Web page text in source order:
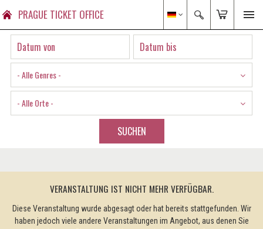
PRAGUE TICKET OFFICE
- Alle Genres -
- Alle Orte -
SUCHEN
VERANSTALTUNG IST NICHT MEHR VERFÜGBAR.
Diese Veranstaltung wurde abgesagt oder hat bereits stattgefunden. Wir
haben jedoch viele andere Veranstaltungen im Angebot, aus denen Sie